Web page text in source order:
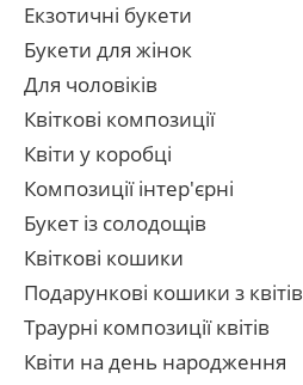
Екзотичні букети
Букети для жінок
Для чоловіків
Квіткові композиції
Квіти у коробці
Композиції інтер'єрні
Букет із солодощів
Квіткові кошики
Подарункові кошики з квітів
Траурні композиції квітів
Квіти на день народження